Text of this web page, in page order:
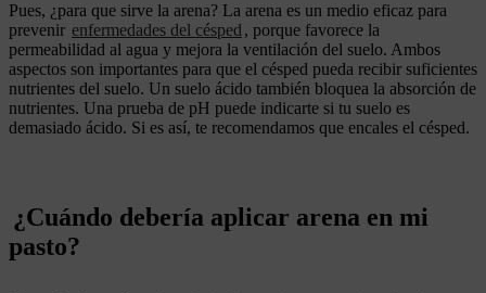
Pues, ¿para que sirve la arena? La arena es un medio eficaz para
prevenir enfermedades del césped , porque favorece la
permeabilidad al agua y mejora la ventilación del suelo. Ambos
aspectos son importantes para que el césped pueda recibir suficientes
nutrientes del suelo. Un suelo ácido también bloquea la absorción de
nutrientes. Una prueba de pH puede indicarte si tu suelo es
demasiado ácido. Si es así, te recomendamos que encales el césped.
¿Cuándo debería aplicar arena en mi
pasto?